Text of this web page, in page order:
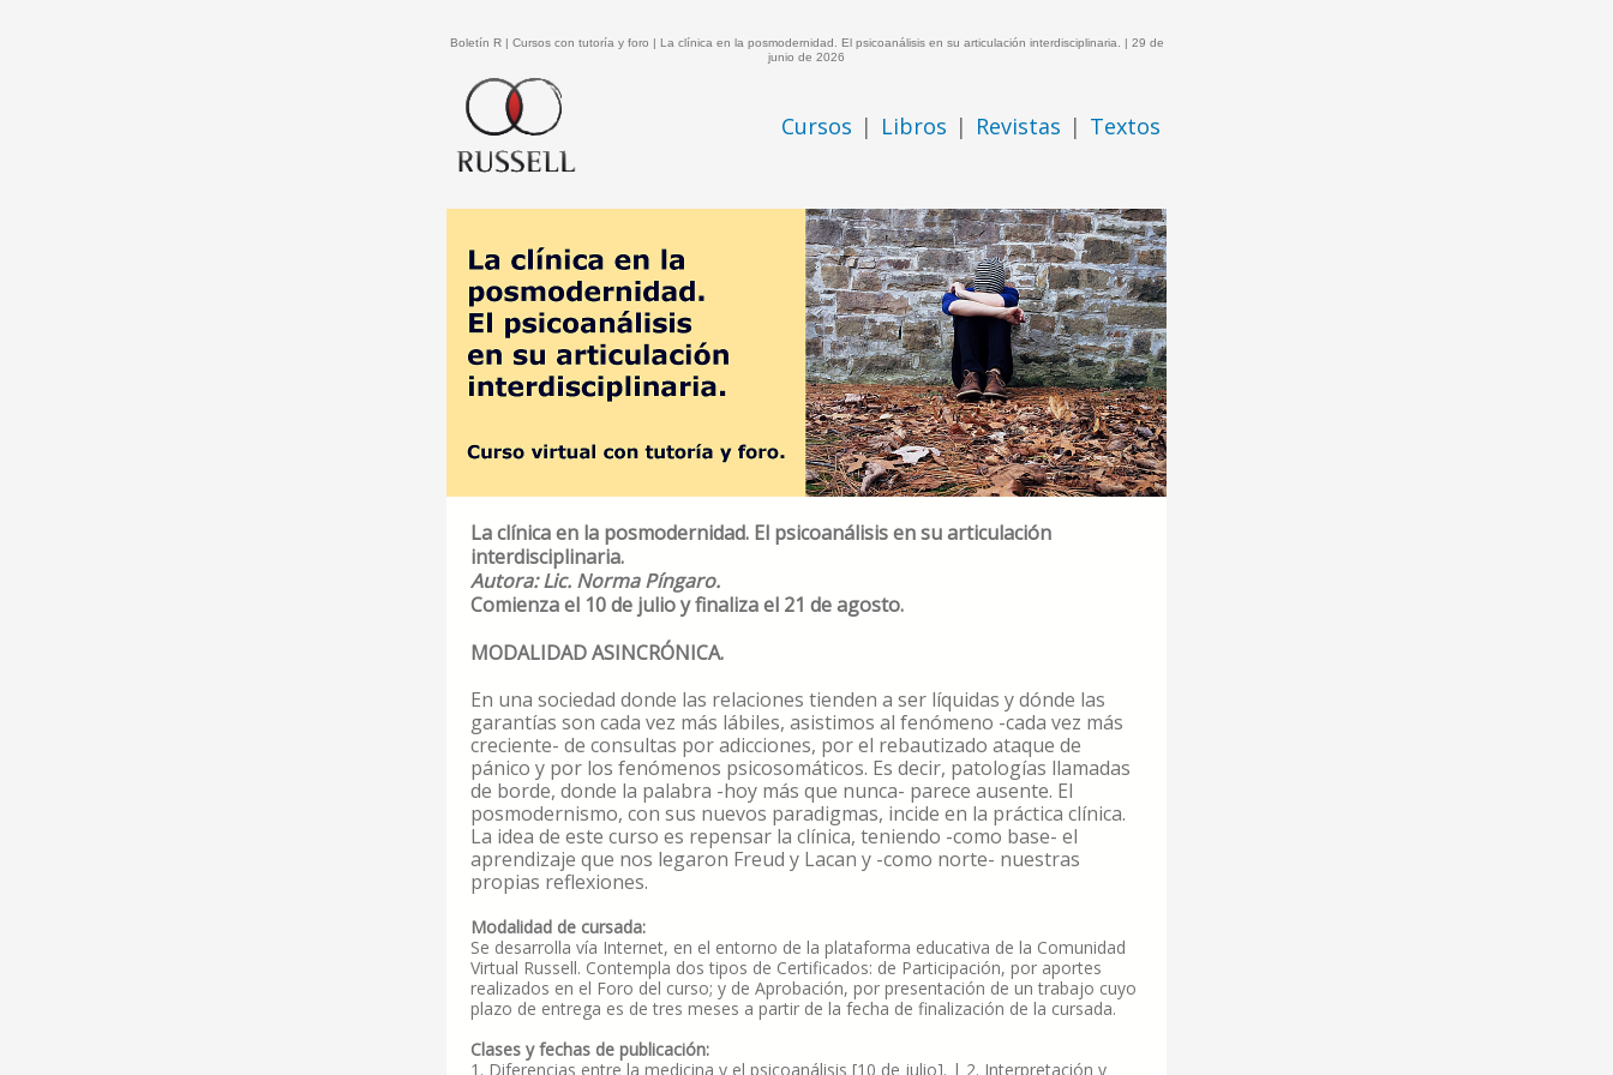
Boletín R | Cursos con tutoría y foro | La clínica en la posmodernidad. El psicoanálisis en su articulación interdisciplinaria. | 29 de
junio de 2026
Cursos | Libros | Revistas | Textos
La clínica en la posmodernidad. El psicoanálisis en su articulación
interdisciplinaria.
Autora: Lic. Norma Píngaro.
Comienza el 10 de julio y finaliza el 21 de agosto.
MODALIDAD ASINCRÓNICA.
En una sociedad donde las relaciones tienden a ser líquidas y dónde las
garantías son cada vez más lábiles, asistimos al fenómeno -cada vez más
creciente- de consultas por adicciones, por el rebautizado ataque de
pánico y por los fenómenos psicosomáticos. Es decir, patologías llamadas
de borde, donde la palabra -hoy más que nunca- parece ausente. El
posmodernismo, con sus nuevos paradigmas, incide en la práctica clínica.
La idea de este curso es repensar la clínica, teniendo -como base- el
aprendizaje que nos legaron Freud y Lacan y -como norte- nuestras
propias reflexiones.
Modalidad de cursada:
Se desarrolla vía Internet, en el entorno de la plataforma educativa de la Comunidad
Virtual Russell. Contempla dos tipos de Certificados: de Participación, por aportes
realizados en el Foro del curso; y de Aprobación, por presentación de un trabajo cuyo
plazo de entrega es de tres meses a partir de la fecha de finalización de la cursada.
Clases y fechas de publicación:
1. Diferencias entre la medicina y el psicoanálisis [10 de julio]. | 2. Interpretación y